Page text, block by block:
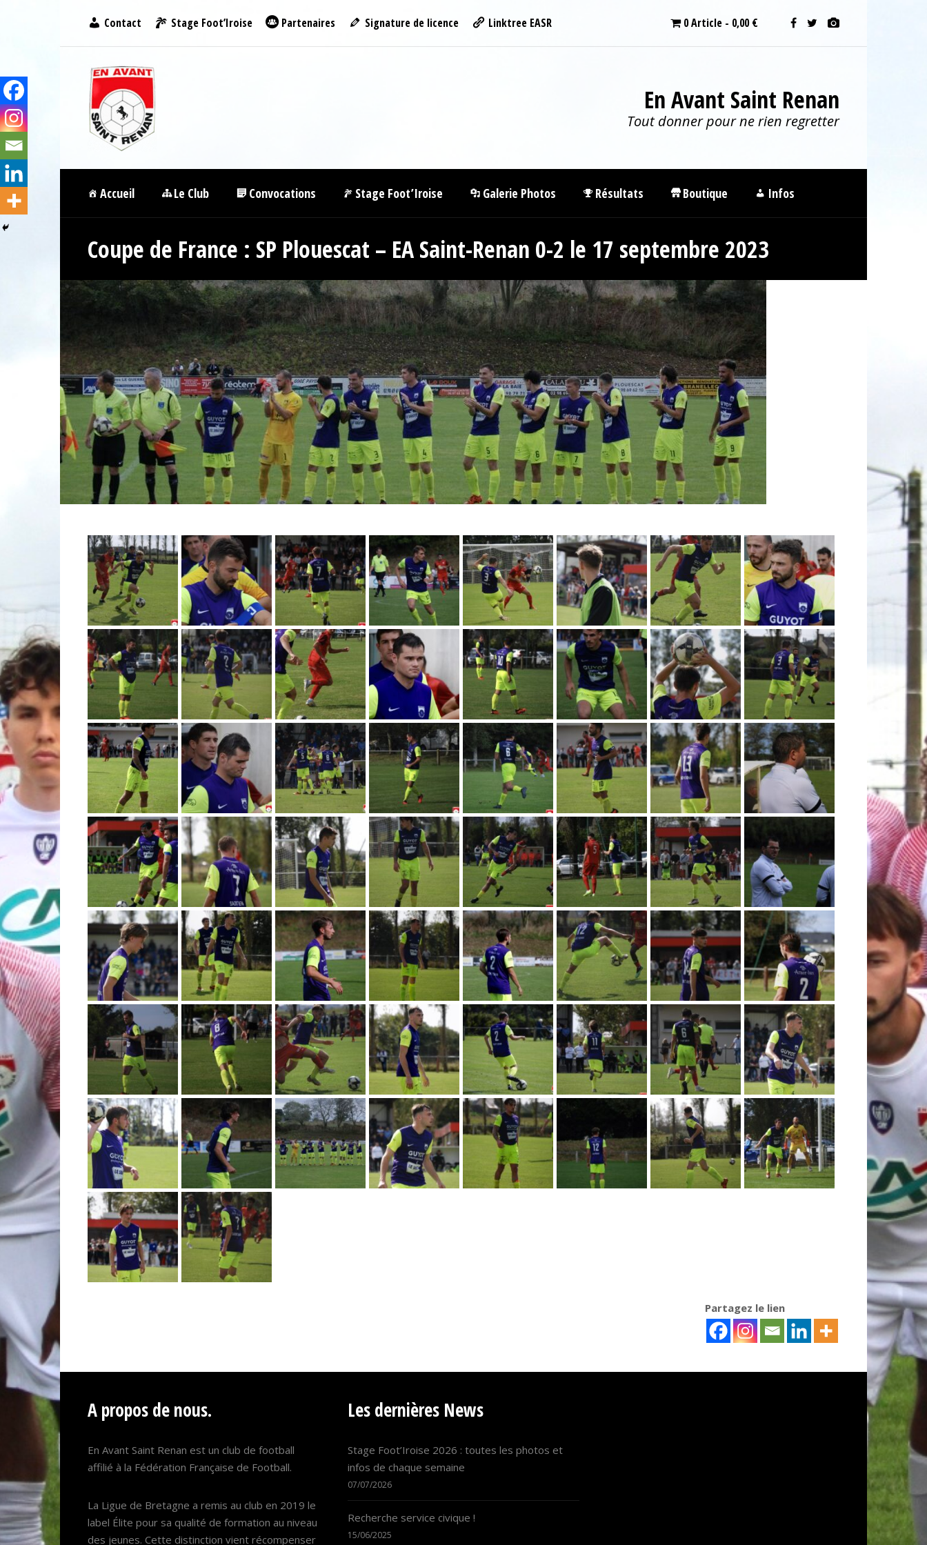
Contact Stage Foot’Iroise Partenaires Signature de licence Linktree EASR 0 Article 0,00 €
En Avant Saint Renan
Tout donner pour ne rien regretter
Accueil Le Club Convocations Stage Foot’Iroise Galerie Photos Résultats Boutique Infos
Coupe de France : SP Plouescat – EA Saint-Renan 0-2 le 17 septembre 2023
Partagez le lien
A propos de nous.
En Avant Saint Renan est un club de football
affilié à la Fédération Française de Football.
La Ligue de Bretagne a remis au club en 2019 le
label Élite pour sa qualité de formation au niveau
des jeunes. Cette distinction vient récompenser
Les dernières News
Stage Foot’Iroise 2026 : toutes les photos et
infos de chaque semaine
07/07/2026
Recherche service civique !
15/06/2025